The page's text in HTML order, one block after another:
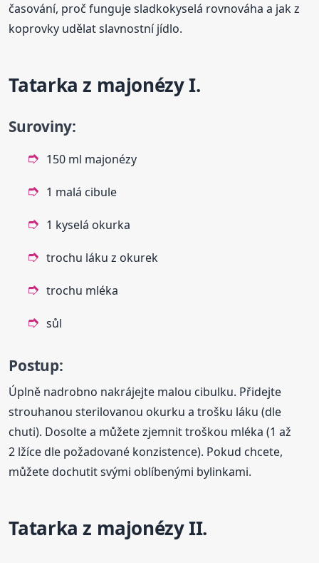
časování, proč funguje sladkokyselá rovnováha a jak z
koprovky udělat slavnostní jídlo.
Tatarka z majonézy I.
Suroviny:
150 ml majonézy
1 malá cibule
1 kyselá okurka
trochu láku z okurek
trochu mléka
sůl
Postup:
Úplně nadrobno nakrájejte malou cibulku. Přidejte
strouhanou sterilovanou okurku a trošku láku (dle
chuti). Dosolte a můžete zjemnit troškou mléka (1 až
2 lžíce dle požadované konzistence). Pokud chcete,
můžete dochutit svými oblíbenými bylinkami.
Tatarka z majonézy II.